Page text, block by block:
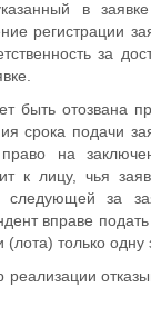
в
регистрации
за
быть отозвана
срока подачи
на
к лицу, чья
за
вправе
только одну
реализации